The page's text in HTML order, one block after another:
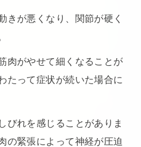
きが悪くなり、関節が硬く
肉がやせて細くなることが
たって症状が続いた場合に
びれを感じることがありま
の緊張によって神経が圧迫